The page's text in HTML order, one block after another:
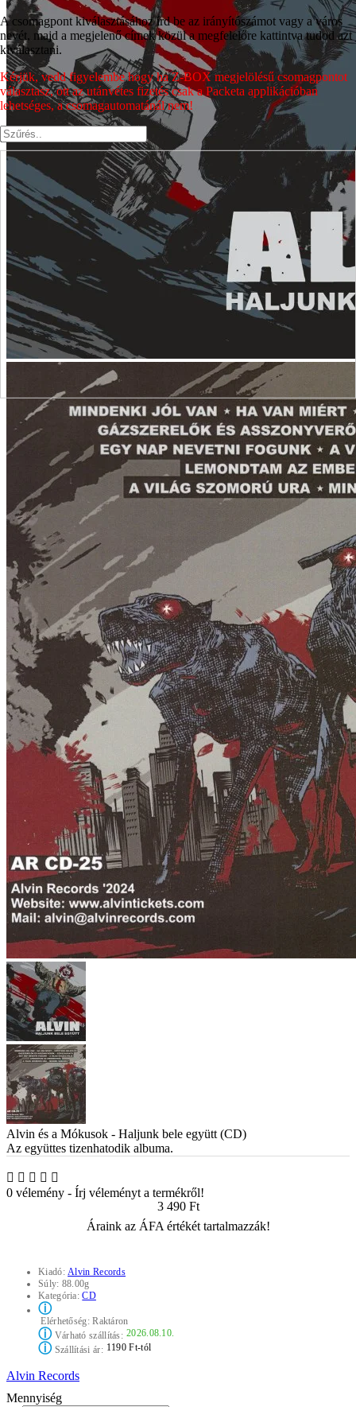
Alvin és a Mókusok - Haljunk bele együtt (CD)
Az együttes tizenhatodik albuma.
0 vélemény - Írj véleményt a termékről!
3 490 Ft
Áraink az ÁFA értékét tartalmazzák!
Kiadó:Alvin Records
Súly: 88.00g
Kategória:CD
ⓘ
Elérhetőség:Raktáron
ⓘVárható szállítás: 2026.08.10.
ⓘSzállítási ár: 1190 Ft-tól
Alvin Records
Mennyiség
A csomagpont kiválasztásához írd be az irányítószámot vagy a város
nevét, majd a megjelenő címek közül a megfelelőre kattintva tudod azt
kiválasztani.
Kérjük, vedd figyelembe hogy ha Z-BOX megjelölésű csomagpontot
választasz, ott az utánvétes fizetés csak a Packeta applikációban
lehetséges, a csomagautomatánál nem!